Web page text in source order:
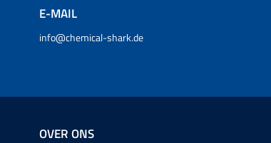
variabele schuimkop die traploos in
concentratie verstelbaar is, waardoor
het schuim perfect op jouw wensen
kan worden afgestemd. De set bevat
graden straalhoek wordt een
de compacte afmetingen en brede
E-MAIL
info@chemical-shark.de
OVER ONS